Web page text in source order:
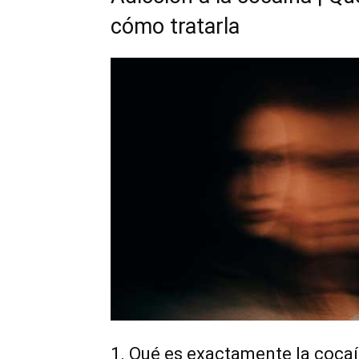
cómo tratarla
1. Qué es exactamente la